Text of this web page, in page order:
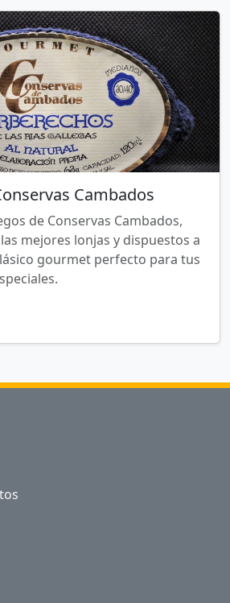
Cambados
de Conservas Cambados,
mejores lonjas y dispuestos a
gourmet perfecto para tus